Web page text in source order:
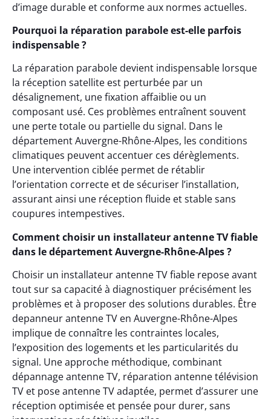
d’image durable et conforme aux normes actuelles.
Pourquoi la réparation parabole est-elle parfois
indispensable ?
La réparation parabole devient indispensable lorsque
la réception satellite est perturbée par un
désalignement, une fixation affaiblie ou un
composant usé. Ces problèmes entraînent souvent
une perte totale ou partielle du signal. Dans le
département Auvergne-Rhône-Alpes, les conditions
climatiques peuvent accentuer ces dérèglements.
Une intervention ciblée permet de rétablir
l’orientation correcte et de sécuriser l’installation,
assurant ainsi une réception fluide et stable sans
coupures intempestives.
Comment choisir un installateur antenne TV fiable
dans le département Auvergne-Rhône-Alpes ?
Choisir un installateur antenne TV fiable repose avant
tout sur sa capacité à diagnostiquer précisément les
problèmes et à proposer des solutions durables. Être
depanneur antenne TV en Auvergne-Rhône-Alpes
implique de connaître les contraintes locales,
l’exposition des logements et les particularités du
signal. Une approche méthodique, combinant
dépannage antenne TV, réparation antenne télévision
TV et pose antenne TV adaptée, permet d’assurer une
réception optimisée et pensée pour durer, sans